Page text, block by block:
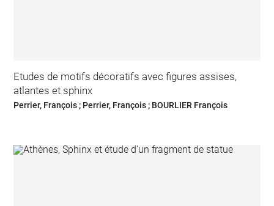
Etudes de motifs décoratifs avec figures assises,
atlantes et sphinx
Perrier, François ; Perrier, François ; BOURLIER François